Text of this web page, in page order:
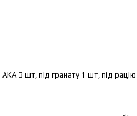
AKА 3 шт, під гранату 1 шт, під